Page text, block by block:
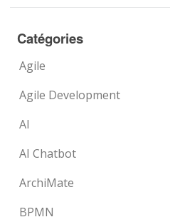
Catégories
Agile
Agile Development
AI
AI Chatbot
ArchiMate
BPMN